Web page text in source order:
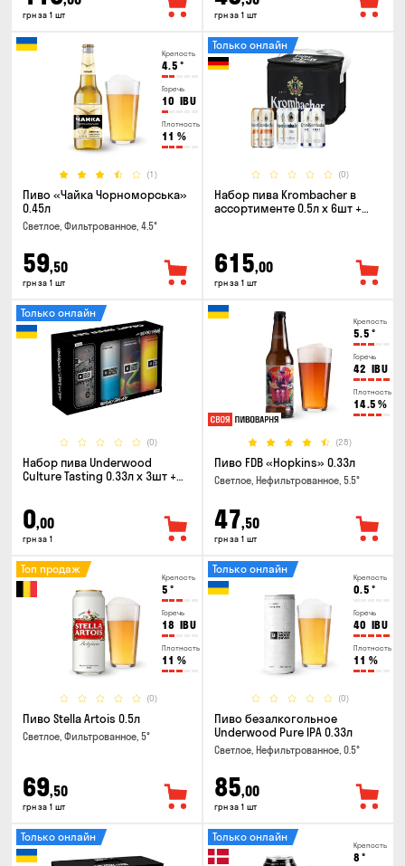
грн за 1 шт грн за 1 шт
Крепость
4.5 °
Горечь
10 IBU
Плотность
11 %
(1)
Пиво «Чайка Чорноморська»
0.45л
Светлое, Фильтрованное, 4.5°
59,50
грн за 1 шт
(0)
Только онлайн
Набор пива Krombacher в
ассортименте 0.5л х 6шт +
615,00
грн за 1 шт
(0)
Только онлайн
Набор пива Underwood
Culture Tasting 0.33л x 3шт +
0,00
грн за 1
Крепость
5.5 °
Горечь
42 IBU
Плотность
14.5 %
(28)
Пиво FDB «Hopkins» 0.33л
Светлое, Нефильтрованное, 5.5°
47,50
грн за 1 шт
Крепость
5 °
Горечь
18 IBU
Плотность
11 %
(0)
Топ продаж
Пиво Stella Artois 0.5л
Светлое, Фильтрованное, 5°
69,50
грн за 1 шт
Крепость
0.5 °
Горечь
40 IBU
Плотность
11 %
(0)
Только онлайн
Пиво безалкогольное
Underwood Pure IPA 0.33л
Светлое, Нефильтрованное, 0.5°
85,00
грн за 1 шт
Только онлайн
Крепость
8 °
Только онлайн